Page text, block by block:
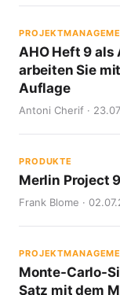
AHO Heft 9
arbeiten Sie
Auflage
Antoni Cherif ·
PRODUKTE
Merlin Project
Frank Blome ·
Monte-Carlo-
Satz mit dem